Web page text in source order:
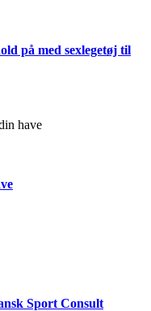
på med sexlegetøj til
Sport Consult